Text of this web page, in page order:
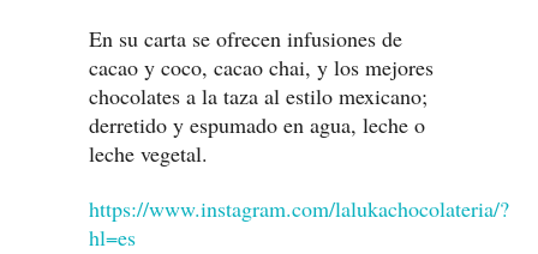
En su carta se ofrecen infusiones de
cacao y coco, cacao chai, y los mejores
chocolates a la taza al estilo mexicano;
derretido y espumado en agua, leche o
leche vegetal.
https://www.instagram.com/lalukachocolateria/?
hl=es